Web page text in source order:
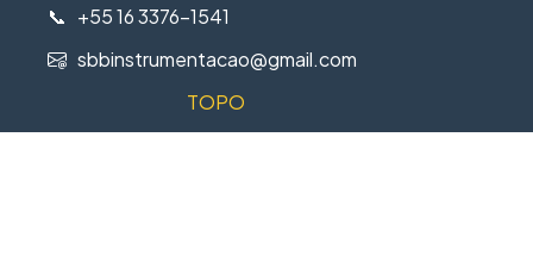
📞 +55 16 3376-1541
sbbinstrumentacao@gmail.com
TOPO